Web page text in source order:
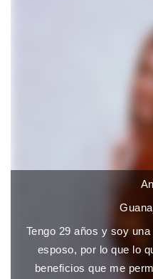
Tengo 29 años y soy
esposo, por lo que lo
beneficios que me